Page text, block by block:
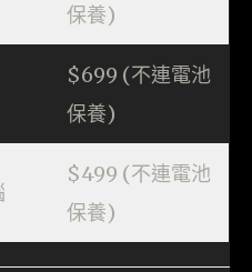
保養)
$699 (不連電池
保養)
$499 (不連電池
保養)